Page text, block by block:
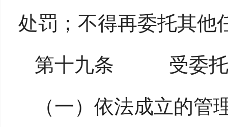
处罚；不得再委托其他
第十九条 受委托
（一）依法成立的管